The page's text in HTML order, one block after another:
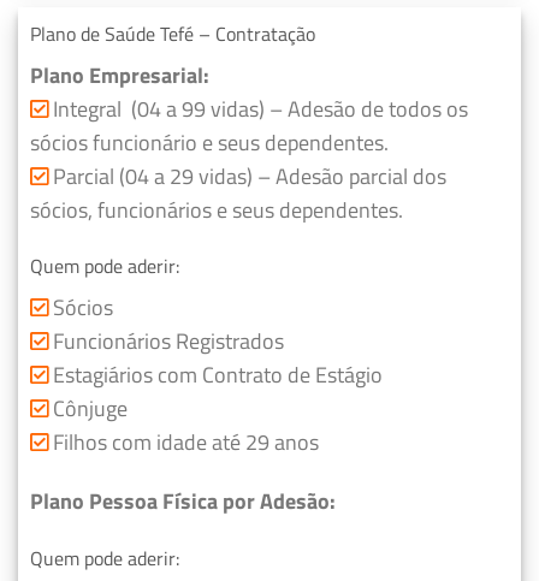
Plano de Saúde Tefé – Contratação
Plano Empresarial:
Integral (04 a 99 vidas) – Adesão de todos os
sócios funcionário e seus dependentes.
Parcial (04 a 29 vidas) – Adesão parcial dos
sócios, funcionários e seus dependentes.
Quem pode aderir:
Sócios
Funcionários Registrados
Estagiários com Contrato de Estágio
Cônjuge
Filhos com idade até 29 anos
Plano Pessoa Física por Adesão:
Quem pode aderir: